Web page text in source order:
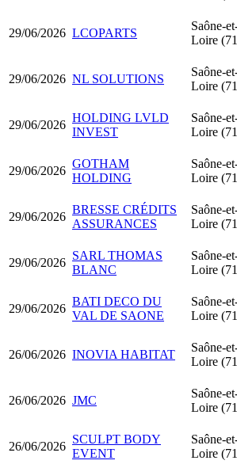
29/06/2026 LCOPARTS
Saône-
Loire
29/06/2026 NL SOLUTIONS
Saône-
Loire
29/06/2026
HOLDING LVLD
INVEST
Saône-
Loire
29/06/2026
GOTHAM
HOLDING
Saône-
Loire
29/06/2026
BRESSE CRÉDITS
ASSURANCES
Saône-
Loire
29/06/2026
SARL THOMAS
BLANC
Saône-
Loire
29/06/2026
BATI DECO DU
VAL DE SAONE
Saône-
Loire
26/06/2026 INOVIA HABITAT
Saône-
Loire
26/06/2026 JMC
Saône-
Loire
26/06/2026
SCULPT BODY
EVENT
Saône-
Loire